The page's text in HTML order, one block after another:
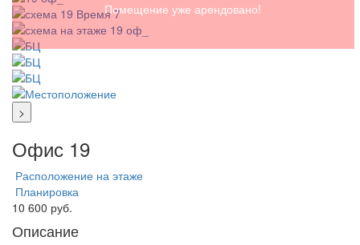
Помещение уже арендовано!
>
Офис 19
Расположение на этаже
Планировка
10 600 руб.
Описание